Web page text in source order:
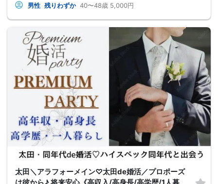
男性 残りわずか 40〜48歳 5,000円
太田＼アラフォーメイン♡太田de婚活／プロポーズ